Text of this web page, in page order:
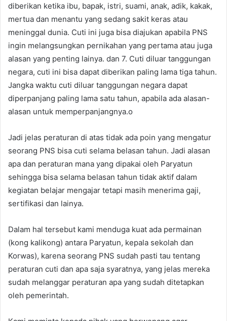
diberikan ketika ibu, bapak, istri, suami, anak, adik, kakak,
mertua dan menantu yang sedang sakit keras atau
meninggal dunia. Cuti ini juga bisa diajukan apabila PNS
ingin melangsungkan pernikahan yang pertama atau juga
alasan yang penting lainya. dan 7. Cuti diluar tanggungan
negara, cuti ini bisa dapat diberikan paling lama tiga tahun.
Jangka waktu cuti diluar tanggungan negara dapat
diperpanjang paling lama satu tahun, apabila ada alasan-
alasan untuk memperpanjangnya.o
Jadi jelas peraturan di atas tidak ada poin yang mengatur
seorang PNS bisa cuti selama belasan tahun. Jadi alasan
apa dan peraturan mana yang dipakai oleh Paryatun
sehingga bisa selama belasan tahun tidak aktif dalam
kegiatan belajar mengajar tetapi masih menerima gaji,
sertifikasi dan lainya.
Dalam hal tersebut kami menduga kuat ada permainan
(kong kalikong) antara Paryatun, kepala sekolah dan
Korwas), karena seorang PNS sudah pasti tau tentang
peraturan cuti dan apa saja syaratnya, yang jelas mereka
sudah melanggar peraturan apa yang sudah ditetapkan
oleh pemerintah.